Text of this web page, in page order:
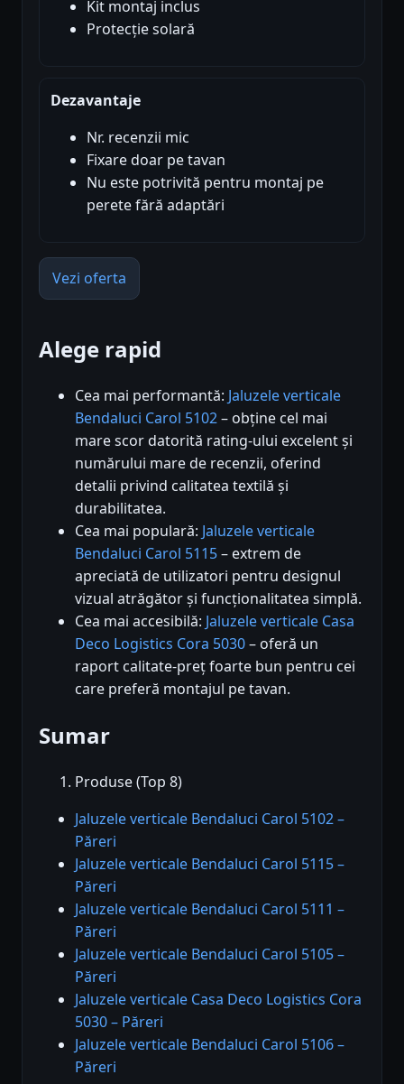
Kit montaj inclus
Protecție solară
Dezavantaje
Nr. recenzii mic
Fixare doar pe tavan
Nu este potrivită pentru montaj pe
perete fără adaptări
Vezi oferta
Alege rapid
Cea mai performantă: Jaluzele verticale
Bendaluci Carol 5102– obține cel mai
mare scor datorită rating-ului excelent și
numărului mare de recenzii, oferind
detalii privind calitatea textilă și
durabilitatea.
Cea mai populară: Jaluzele verticale
Bendaluci Carol 5115– extrem de
apreciată de utilizatori pentru designul
vizual atrăgător și funcționalitatea simplă.
Cea mai accesibilă: Jaluzele verticale Casa
Deco Logistics Cora 5030– oferă un
raport calitate-preț foarte bun pentru cei
care preferă montajul pe tavan.
Sumar
Produse (Top 8)
Jaluzele verticale Bendaluci Carol 5102 –
Păreri
Jaluzele verticale Bendaluci Carol 5115 –
Păreri
Jaluzele verticale Bendaluci Carol 5111 –
Păreri
Jaluzele verticale Bendaluci Carol 5105 –
Păreri
Jaluzele verticale Casa Deco Logistics Cora
5030 – Păreri
Jaluzele verticale Bendaluci Carol 5106 –
Păreri